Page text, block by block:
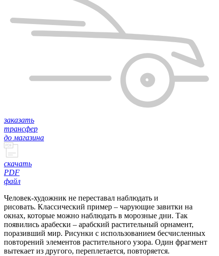
заказать
трансфер
до магазина
скачать
PDF
файл
Человек-художник не переставал наблюдать и
рисовать. Классический пример – чарующие завитки на
окнах, которые можно наблюдать в морозные дни. Так
появились арабески – арабский растительный орнамент,
поразивший мир. Рисунки с использованием бесчисленных
повторений элементов растительного узора. Один фрагмент
вытекает из другого, переплетается, повторяется.